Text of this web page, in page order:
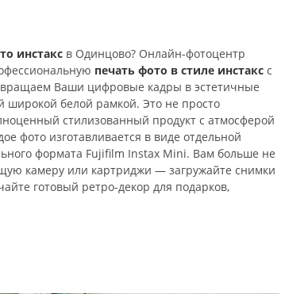
инстакс в Одинцово? Онлайн-фотоцентр
печать фото в стиле инстакс с
Ваши цифровые кадры в эстетичные
широкой белой рамкой. Это не просто
стилизованный продукт с атмосферой
фото изготавливается в виде отдельной
формата Fujifilm Instax Mini. Вам больше не
камеру или картриджи — загружайте снимки
готовый ретро-декор для подарков,